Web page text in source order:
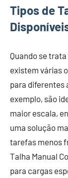
Tipos de
Quando se
existem várias
para diferentes
exemplo, são
maior escala,
uma solução
tarefas menos
Talha Manual
para cargas